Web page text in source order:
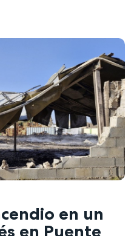
en un
en Puente